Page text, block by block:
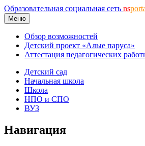
Образовательная социальная сеть ns
Меню
Обзор возможностей
Детский проект «Алые паруса»
Аттестация педагогических
Детский сад
Начальная школа
Школа
НПО и СПО
ВУЗ
Навигация